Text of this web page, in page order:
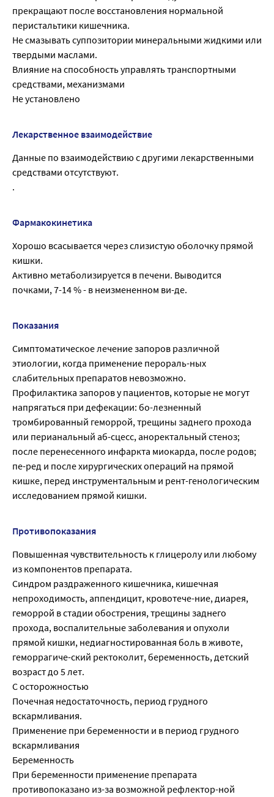
прекращают после восстановления нормальной
перистальтики кишечника.
Не смазывать суппозитории минеральными жидкими или
твердыми маслами.
Влияние на способность управлять транспортными
средствами, механизмами
Не установлено
Лекарственное взаимодействие
Данные по взаимодействию с другими лекарственными
средствами отсутствуют.
.
Фармакокинетика
Хорошо всасывается через слизистую оболочку прямой
кишки.
Активно метаболизируется в печени. Выводится
почками, 7-14 % - в неизмененном ви-де.
Показания
Симптоматическое лечение запоров различной
этиологии, когда применение перораль-ных
слабительных препаратов невозможно.
Профилактика запоров у пациентов, которые не могут
напрягаться при дефекации: бо-лезненный
тромбированный геморрой, трещины заднего прохода
или перианальный аб-сцесс, аноректальный стеноз;
после перенесенного инфаркта миокарда, после родов;
пе-ред и после хирургических операций на прямой
кишке, перед инструментальным и рент-генологическим
исследованием прямой кишки.
Противопоказания
Повышенная чувствительность к глицеролу или любому
из компонентов препарата.
Синдром раздраженного кишечника, кишечная
непроходимость, аппендицит, кровотече-ние, диарея,
геморрой в стадии обострения, трещины заднего
прохода, воспалительные заболевания и опухоли
прямой кишки, недиагностированная боль в животе,
геморрагиче-ский ректоколит, беременность, детский
возраст до 5 лет.
С осторожностью
Почечная недостаточность, период грудного
вскармливания.
Применение при беременности и в период грудного
вскармливания
Беременность
При беременности применение препарата
противопоказано из-за возможной рефлектор-ной